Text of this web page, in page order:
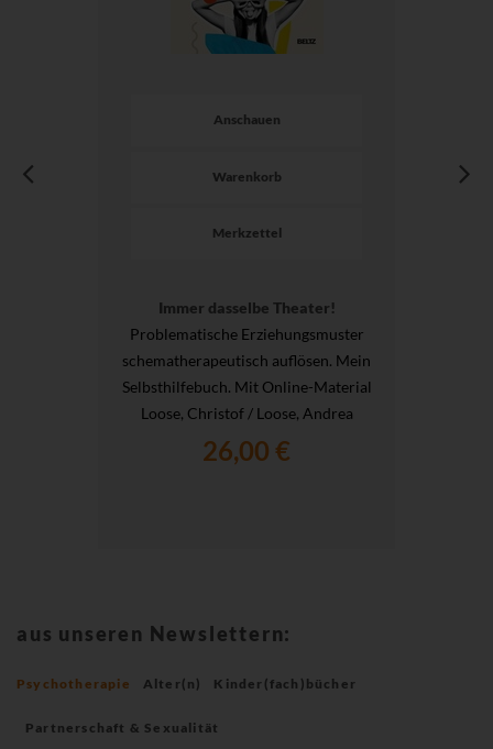
Anschauen
Warenkorb
Merkzettel
Immer dasselbe Theater!
Problematische Erziehungsmuster
schematherapeutisch auflösen. Mein
Selbsthilfebuch. Mit Online-Material
Loose, Christof / Loose, Andrea
26,00 €
aus unseren Newslettern:
Psychotherapie Alter(n) Kinder(fach)bücher
Partnerschaft & Sexualität